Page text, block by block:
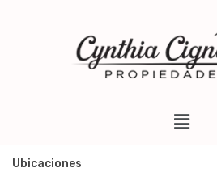
Ubicaciones